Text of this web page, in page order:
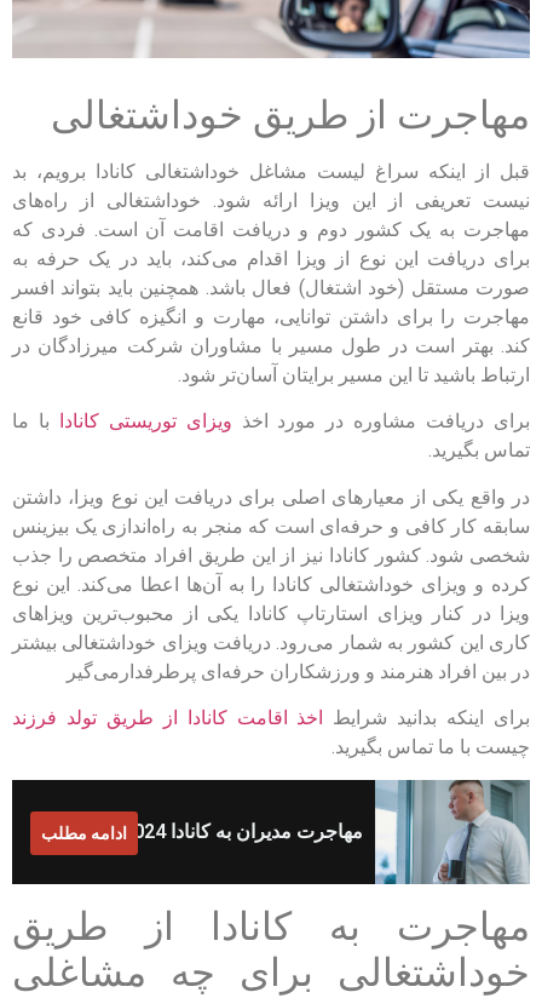
مهاجرت از طریق خوداشتغالی
قبل از اینکه سراغ لیست مشاغل خوداشتغالی کانادا برویم، بد
نیست تعریفی از این ویزا ارائه شود. خوداشتغالی از راه‌های
مهاجرت به یک کشور دوم و دریافت اقامت آن است. فردی که
برای دریافت این نوع از ویزا اقدام می‌کند، باید در یک حرفه به
صورت مستقل (خود اشتغال) فعال باشد. همچنین باید بتواند افسر
مهاجرت را برای داشتن توانایی، مهارت و انگیزه کافی خود قانع
کند. بهتر است در طول مسیر با مشاوران شرکت میرزادگان در
ارتباط باشید تا این مسیر برایتان آسان‌تر شود.
برای دریافت مشاوره در مورد اخذ ویزای توریستی کانادا
با ما
تماس بگیرید.
در واقع یکی از معیارهای اصلی برای دریافت این نوع ویزا، داشتن
سابقه کار کافی و حرفه‌ای است که منجر به راه‌اندازی یک بیزینس
شخصی شود. کشور کانادا نیز از این طریق افراد متخصص را جذب
کرده و ویزای خوداشتغالی کانادا را به آن‌ها اعطا می‌کند. این نوع
ویزا در کنار ویزای استارتاپ کانادا یکی از محبوب‌ترین ویزاهای
کاری این کشور به شمار می‌رود. دریافت ویزای خوداشتغالی بیشتر
در بین افراد هنرمند و ورزشکاران حرفه‌ای پرطرفدارمی‌گیر
برای اینکه بدانید شرایط
اخذ اقامت کانادا از طریق تولد فرزند
چیست با ما تماس بگیرید.
مهاجرت مدیران به کانادا 2024 ادامه مطلب
مهاجرت به کانادا از طریق
خوداشتغالی برای چه مشاغلی